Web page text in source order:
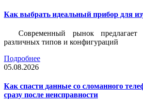
Как выбрать идеальный прибор для
Современный рынок
различных типов и конфигураций
Подробнее
05.08.2026
Как спасти данные со сломанного
сразу после неисправности